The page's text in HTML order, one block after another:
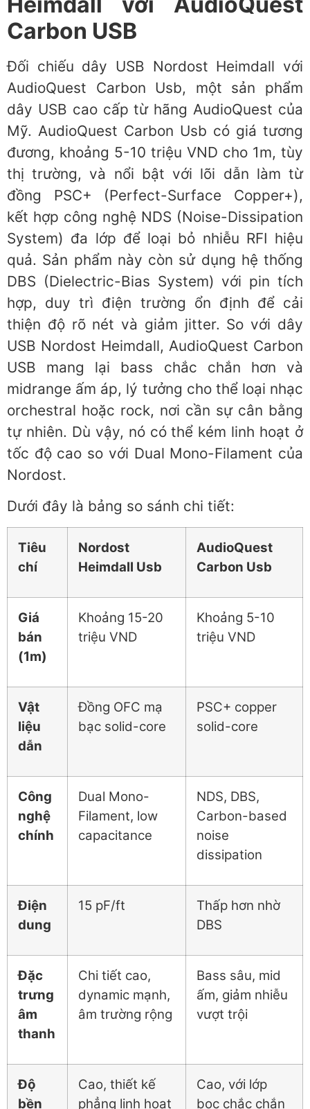
Carbon USB
Đối chiếu dây USB Nordost Heimdall với
AudioQuest Carbon Usb, một sản phẩm
dây USB cao cấp từ hãng AudioQuest của
Mỹ. AudioQuest Carbon Usb có giá tương
đương, khoảng 5-10 triệu VND cho 1m, tùy
thị trường, và nổi bật với lõi dẫn làm từ
đồng PSC+ (Perfect-Surface Copper+),
kết hợp công nghệ NDS (Noise-Dissipation
System) đa lớp để loại bỏ nhiễu RFI hiệu
quả. Sản phẩm này còn sử dụng hệ thống
DBS (Dielectric-Bias System) với pin tích
hợp, duy trì điện trường ổn định để cải
thiện độ rõ nét và giảm jitter. So với dây
USB Nordost Heimdall, AudioQuest Carbon
USB mang lại bass chắc chắn hơn và
midrange ấm áp, lý tưởng cho thể loại nhạc
orchestral hoặc rock, nơi cần sự cân bằng
tự nhiên. Dù vậy, nó có thể kém linh hoạt ở
tốc độ cao so với Dual Mono-Filament của
Nordost.
Dưới đây là bảng so sánh chi tiết:
Tiêu
chí
Nordost
Heimdall Usb
AudioQuest
Carbon Usb
Giá
bán
(1m)
Khoảng 15-20
triệu VND
Khoảng 5-10
triệu VND
Vật
liệu
dẫn
Đồng OFC mạ
bạc solid-core
PSC+ copper
solid-core
Công
nghệ
chính
Dual Mono-
Filament, low
capacitance
NDS, DBS,
Carbon-based
noise
dissipation
Điện
dung
15 pF/ft
Thấp hơn nhờ
DBS
Đặc
trưng
âm
thanh
Chi tiết cao,
dynamic mạnh,
âm trường rộng
Bass sâu, mid
ấm, giảm nhiễu
vượt trội
Độ
bền
Cao, thiết kế
phẳng linh hoạt
Cao, với lớp
bọc chắc chắn